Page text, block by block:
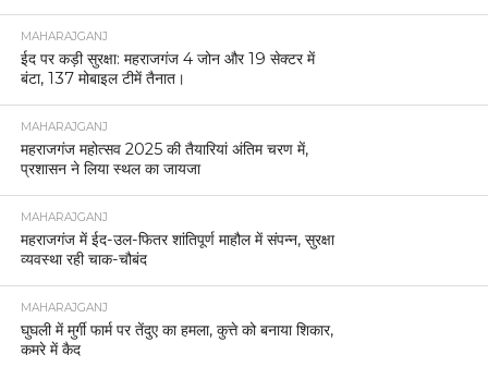
MAHARAJGANJ
ईद पर कड़ी सुरक्षा: महराजगंज 4 जोन और 19 सेक्टर में
बंटा, 137 मोबाइल टीमें तैनात।
MAHARAJGANJ
महराजगंज महोत्सव 2025 की तैयारियां अंतिम चरण में,
प्रशासन ने लिया स्थल का जायजा
MAHARAJGANJ
महराजगंज में ईद-उल-फितर शांतिपूर्ण माहौल में संपन्न, सुरक्षा
व्यवस्था रही चाक-चौबंद
MAHARAJGANJ
घुघली में मुर्गी फार्म पर तेंदुए का हमला, कुत्ते को बनाया शिकार,
कमरे में कैद